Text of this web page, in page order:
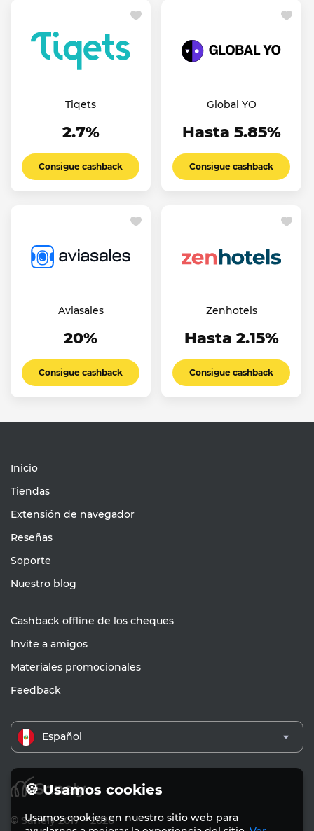
Tiqets
2.7%
Consigue cashback
Global YO
Hasta 5.85%
Consigue cashback
Aviasales
20%
Consigue cashback
Zenhotels
Hasta 2.15%
Consigue cashback
Inicio
Tiendas
Extensión de navegador
Reseñas
Soporte
Nuestro blog
Cashback offline de los cheques
Invite a amigos
Materiales promocionales
Feedback
Español
© Sanely 2017 – 2026
🍪 Usamos cookies
Usamos cookies en nuestro sitio web para